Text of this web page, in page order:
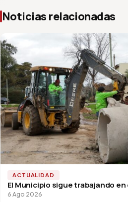
Noticias relacionadas
ACTUALIDAD
El Municipio sigue trabajando
6 Ago 2026